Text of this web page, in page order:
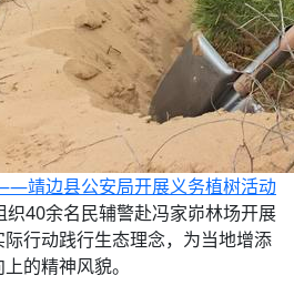
靖边县公安局开展义务植树活动
40余名民辅警赴冯家峁林场开展
行动践行生态理念，为当地增添
的精神风貌。